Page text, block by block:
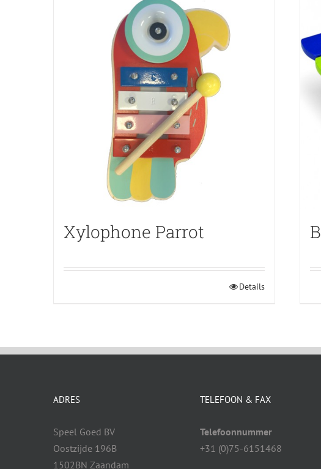
Xylophone Parrot
Details
ADRES
Speel Goed BV
Oostzijde 196B
1502BN Zaandam
TELEFOON & FAX
Telefoonnummer
+31 (0)75-6151468